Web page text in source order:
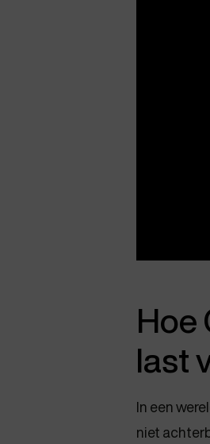
Hoe
last
In een
niet